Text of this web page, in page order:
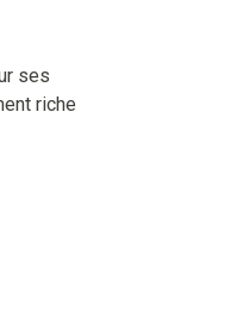
ses
riche